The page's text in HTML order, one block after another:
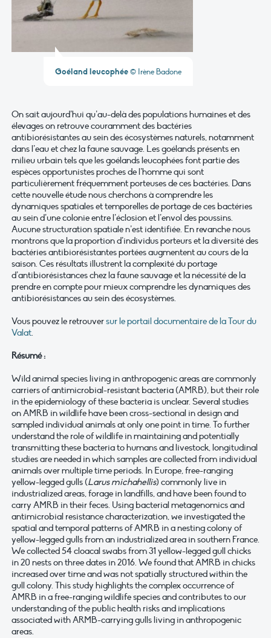
Goéland leucophée© Irène Badone
On sait aujourd’hui qu’au-delà des populations humaines et des
élevages on retrouve couramment des bactéries
antibiorésistantes au sein des écosystèmes naturels, notamment
dans l’eau et chez la faune sauvage. Les goélands présents en
milieu urbain tels que les goélands leucophées font partie des
espèces opportunistes proches de l’homme qui sont
particulièrement fréquemment porteuses de ces bactéries. Dans
cette nouvelle étude nous cherchons à comprendre les
dynamiques spatiales et temporelles de portage de ces bactéries
au sein d’une colonie entre l’éclosion et l’envol des poussins.
Aucune structuration spatiale n’est identifiée. En revanche nous
montrons que la proportion d’individus porteurs et la diversité des
bactéries antibiorésistantes portées augmentent au cours de la
saison. Ces résultats illustrent la complexité du portage
d’antibiorésistances chez la faune sauvage et la nécessité de la
prendre en compte pour mieux comprendre les dynamiques des
antibiorésistances au sein des écosystèmes.
Vous pouvez le retrouversur le portail documentaire de la Tour du
Valat.
Résumé :
Wild animal species living in anthropogenic areas are commonly
carriers of antimicrobial-resistant bacteria (AMRB), but their role
in the epidemiology of these bacteria is unclear. Several studies
on AMRB in wildlife have been cross-sectional in design and
sampled individual animals at only one point in time. To further
understand the role of wildlife in maintaining and potentially
transmitting these bacteria to humans and livestock, longitudinal
studies are needed in which samples are collected from individual
animals over multiple time periods. In Europe, free-ranging
yellow-legged gulls (Larus michahellis) commonly live in
industrialized areas, forage in landfills, and have been found to
carry AMRB in their feces. Using bacterial metagenomics and
antimicrobial resistance characterization, we investigated the
spatial and temporal patterns of AMRB in a nesting colony of
yellow-legged gulls from an industrialized area in southern France.
We collected 54 cloacal swabs from 31 yellow-legged gull chicks
in 20 nests on three dates in 2016. We found that AMRB in chicks
increased over time and was not spatially structured within the
gull colony. This study highlights the complex occurrence of
AMRB in a free-ranging wildlife species and contributes to our
understanding of the public health risks and implications
associated with ARMB-carrying gulls living in anthropogenic
areas.